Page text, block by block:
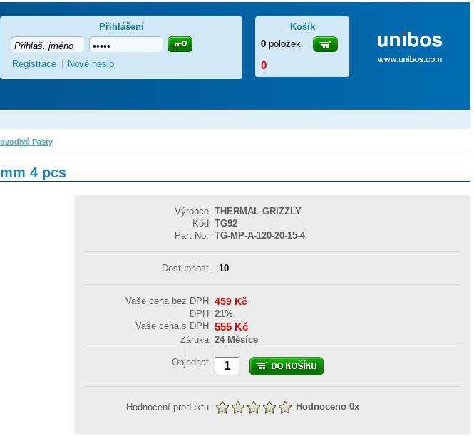
Pasty
4 pcs
Výrobce THERMAL GRIZZLY
Kód
TG92
Part No.
TG-MP-A-120-20-15-4
Dostupnost 10
Vaše cena bez DPH 459 Kč
DPH
21%
Vaše cena s DPH
555 Kč
Záruka 24 Měsíce
Objednat
Hodnocení produktu Hodnoceno 0x
Košík
0 položek
0
Přihlášení
Registrace Nové heslo